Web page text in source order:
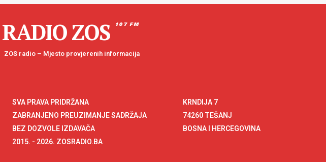
RADIO ZOS 107 FM
ZOS radio – Mjesto provjerenih informacija
SVA PRAVA PRIDRŽANA
ZABRANJENO PREUZIMANJE SADRŽAJA
BEZ DOZVOLE IZDAVAČA
2015. - 2026. ZOSRADIO.BA
KRNDIJA 7
74260 TEŠANJ
BOSNA I HERCEGOVINA